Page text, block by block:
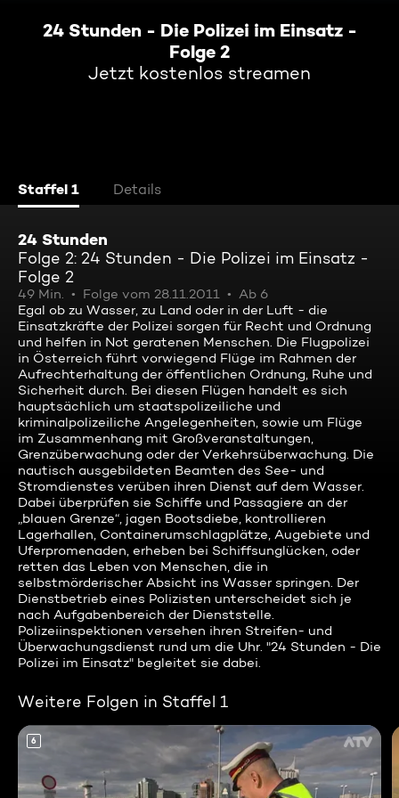
24 Stunden - Die Polizei im Einsatz -
Folge 2
Jetzt kostenlos streamen
Staffel 1 Details
24 Stunden
Folge 2: 24 Stunden - Die Polizei im Einsatz -
Folge 2
49 Min. Folge vom 28.11.2011
Ab 6
Egal ob zu Wasser, zu Land oder in der Luft - die
Einsatzkräfte der Polizei sorgen für Recht und Ordnung
und helfen in Not geratenen Menschen. Die Flugpolizei
in Österreich führt vorwiegend Flüge im Rahmen der
Aufrechterhaltung der öffentlichen Ordnung, Ruhe und
Sicherheit durch. Bei diesen Flügen handelt es sich
hauptsächlich um staatspolizeiliche und
kriminalpolizeiliche Angelegenheiten, sowie um Flüge
im Zusammenhang mit Großveranstaltungen,
Grenzüberwachung oder der Verkehrsüberwachung. Die
nautisch ausgebildeten Beamten des See- und
Stromdienstes verüben ihren Dienst auf dem Wasser.
Dabei überprüfen sie Schiffe und Passagiere an der
„blauen Grenze“, jagen Bootsdiebe, kontrollieren
Lagerhallen, Containerumschlagplätze, Augebiete und
Uferpromenaden, erheben bei Schiffsunglücken, oder
retten das Leben von Menschen, die in
selbstmörderischer Absicht ins Wasser springen. Der
Dienstbetrieb eines Polizisten unterscheidet sich je
nach Aufgabenbereich der Dienststelle.
Polizeiinspektionen versehen ihren Streifen- und
Überwachungsdienst rund um die Uhr. "24 Stunden - Die
Polizei im Einsatz" begleitet sie dabei.
Weitere Folgen in Staffel 1
6